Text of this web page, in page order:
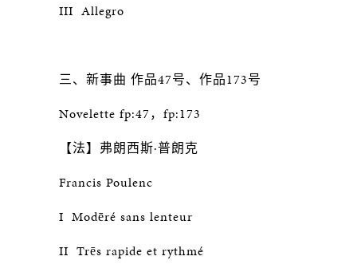
III Allegro
三、新事曲 作品47号、作品173号
Novelette fp:47，fp:173
【法】弗朗西斯·普朗克
Francis Poulenc
I Modēré sans lenteur
II Trēs rapide et rythmé